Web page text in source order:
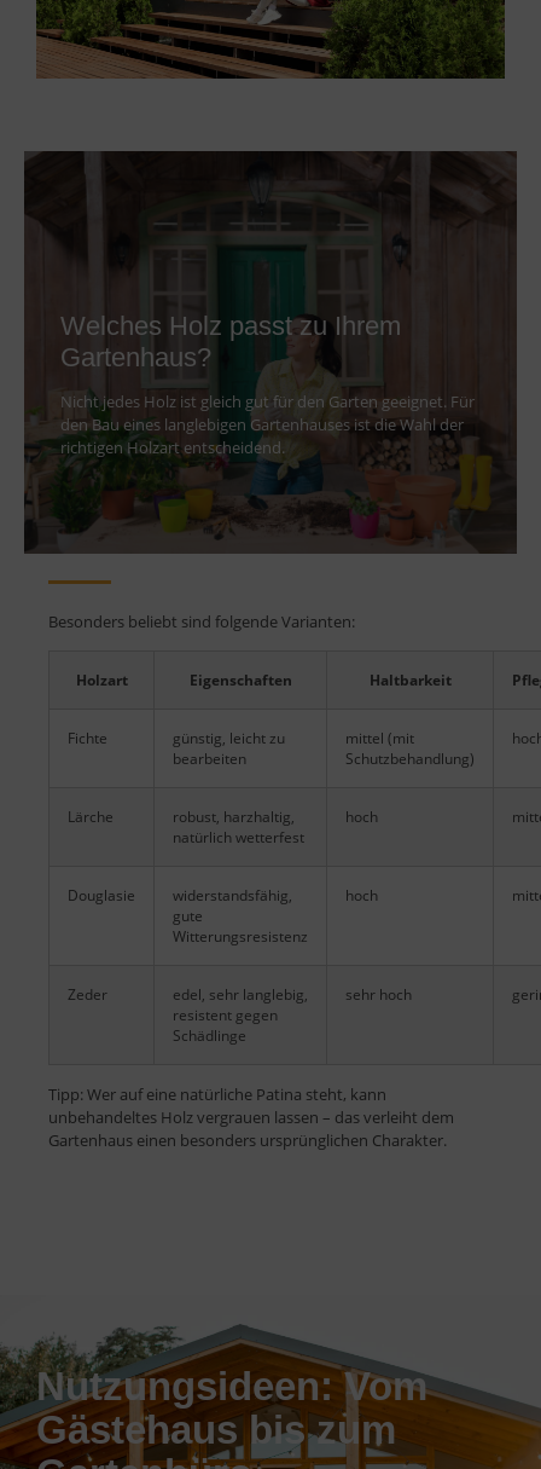
Welches Holz passt zu Ihrem
Gartenhaus?
Nicht jedes Holz ist gleich gut für den Garten geeignet. Für
den Bau eines langlebigen Gartenhauses ist die Wahl der
richtigen Holzart entscheidend.
Besonders beliebt sind folgende Varianten:
Holzart Eigenschaften Haltbarkeit
Fichte
günstig, leicht zu
bearbeiten
mittel (mit
Schutzbehandlung)
Lärche
robust, harzhaltig,
natürlich wetterfest
hoch
Douglasie
widerstandsfähig,
gute
Witterungsresistenz
hoch
Zeder
edel, sehr langlebig,
resistent gegen
Schädlinge
sehr hoch
Tipp: Wer auf eine natürliche Patina steht, kann
unbehandeltes Holz vergrauen lassen – das verleiht dem
Gartenhaus einen besonders ursprünglichen Charakter.
Nutzungsideen: Vom
Gästehaus bis zum